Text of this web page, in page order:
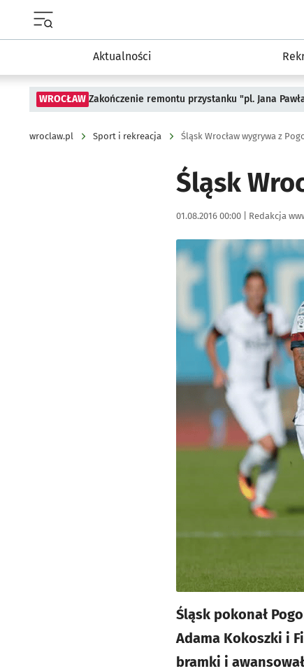
Aktualności
WROCŁAW Zakończenie remontu przystanku "pl. Jana
wroclaw.pl Sport i rekreacja Śląsk Wrocław wygrywa z
Śląsk
Data publikacji:
01.08.2016 00:00 | Autor:
Redakcja
Kliknij, aby powiększyć
Śląsk pokonał
Adama Kokoszki i
bramki i